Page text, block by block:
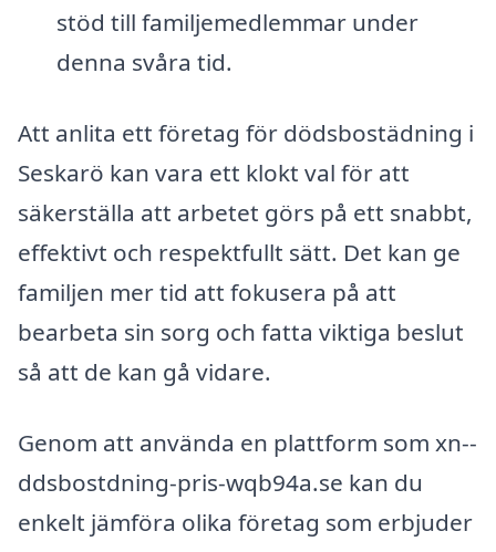
stöd till familjemedlemmar under
denna svåra tid.
Att anlita ett företag för dödsbostädning i
Seskarö kan vara ett klokt val för att
säkerställa att arbetet görs på ett snabbt,
effektivt och respektfullt sätt. Det kan ge
familjen mer tid att fokusera på att
bearbeta sin sorg och fatta viktiga beslut
så att de kan gå vidare.
Genom att använda en plattform som xn--
ddsbostdning-pris-wqb94a.se kan du
enkelt jämföra olika företag som erbjuder